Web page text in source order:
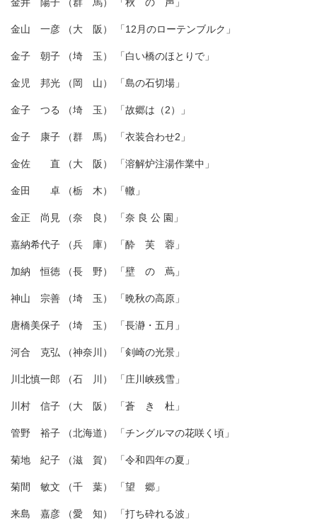
金山 一彦 （大 阪） 「12月のローテンブルク」
金子 朝子 （埼 玉） 「白い橋のほとりで」
金児 邦光 （岡 山） 「島の石切場」
金子 つる （埼 玉） 「故郷は（2）」
金子 康子 （群 馬） 「衣装合わせ2」
金佐 直 （大 阪） 「溶解炉注湯作業中」
金田 卓 （栃 木） 「轍」
金正 尚見 （奈 良） 「奈 良 公 園」
嘉納希代子 （兵 庫） 「酔 芙 蓉」
加納 恒徳 （長 野） 「壁 の 蔦」
神山 宗善 （埼 玉） 「晩秋の高原」
唐橋美保子 （埼 玉） 「長瀞・五月」
河合 克弘 （神奈川） 「剣崎の光景」
川北慎一郎 （石 川） 「庄川峡残雪」
川村 信子 （大 阪） 「蒼 き 杜」
管野 裕子 （北海道） 「チングルマの花咲く頃」
菊地 紀子 （滋 賀） 「令和四年の夏」
菊間 敏文 （千 葉） 「望 郷」
来島 嘉彦 （愛 知） 「打ち砕れる波」